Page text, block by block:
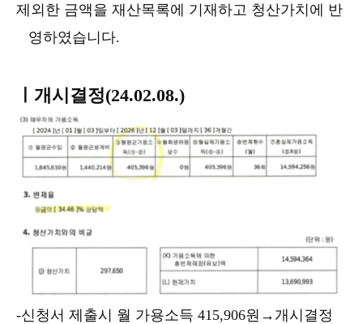
제외한 금액을 재산목록에 기재하고 청산가치에 반
영하였습니다.
ㅣ개시결정(24.02.08.)
-신청서 제출시 월 가용소득 415,906원→개시결정